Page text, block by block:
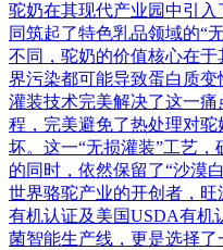
驼奶在其现代产业园中引
同筑起了特色乳品领域的
不同，驼奶的价值核心在
界污染都可能导致蛋白质
灌装技术完美解决了这一
程，完美避免了热处理对
坏。这一“无损灌装”工艺
的同时，依然保留了“沙
世界骆驼产业的开创者，
有机认证及美国USDA有机
菌智能生产线，更是选择